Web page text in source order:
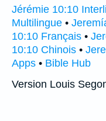
Jérémie 10:10
Multilingue •
10:10 Français •
10:10 Chinois •
Apps • Bible Hub
Version Louis